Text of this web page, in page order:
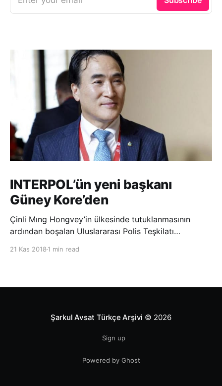
INTERPOL’ün yeni başkanı
Güney Kore’den
Çinli Mıng Hongvey’in ülkesinde tutuklanmasının
ardından boşalan Uluslararası Polis Teşkilatı
21 Kas 2018 1 min read
Şarkul Avsat Türkçe Arşivi © 2026
Sign up
Powered by Ghost